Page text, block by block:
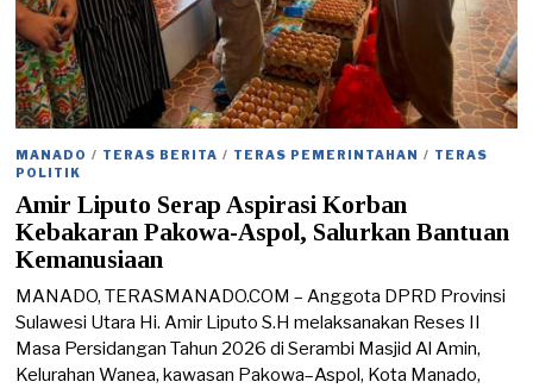
MANADO / TERAS BERITA / TERAS PEMERINTAHAN / TERAS
POLITIK
Amir Liputo Serap Aspirasi Korban
Kebakaran Pakowa-Aspol, Salurkan Bantuan
Kemanusiaan
MANADO, TERASMANADO.COM – Anggota DPRD Provinsi
Sulawesi Utara Hi. Amir Liputo S.H melaksanakan Reses II
Masa Persidangan Tahun 2026 di Serambi Masjid Al Amin,
Kelurahan Wanea, kawasan Pakowa–Aspol, Kota Manado,